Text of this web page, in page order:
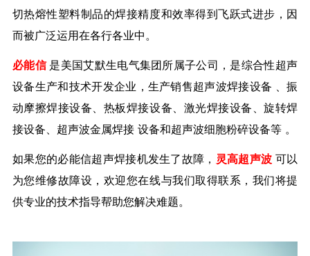
切热熔性塑料制品的焊接精度和效率得到飞跃式进步，因
而被广泛运用在各行各业中。
必能信 是美国艾默生电气集团所属子公司，是综合性超声
设备生产和技术开发企业，生产销售超声波焊接设备
、振
动摩擦焊接设备、热板焊接设备、激光焊接设备、旋转焊
接设备、超声波金属焊接 设备和超声波细胞粉碎设备等 。
如果您的必能信超声焊接机发生了故障， 灵高超声波 可以
为您维修故障设，欢迎您在线与我们取得联系，我们将提
供专业的技术指导帮助您解决难题。